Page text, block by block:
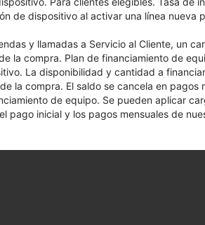
de dispositivo al activar una línea nueva
y llamadas a Servicio al Cliente, un
la compra. Plan de financiamiento de
La disponibilidad y cantidad a
la compra. El saldo se cancela en pagos
de equipo. Se pueden aplicar
pago inicial y los pagos mensuales de